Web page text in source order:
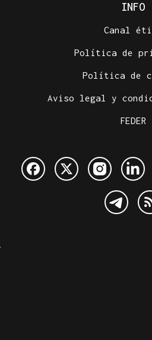
INFO
Canal
Política de
Política de
Aviso legal y
FEDER